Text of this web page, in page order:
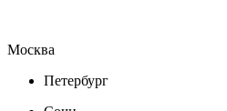
Москва
Петербург